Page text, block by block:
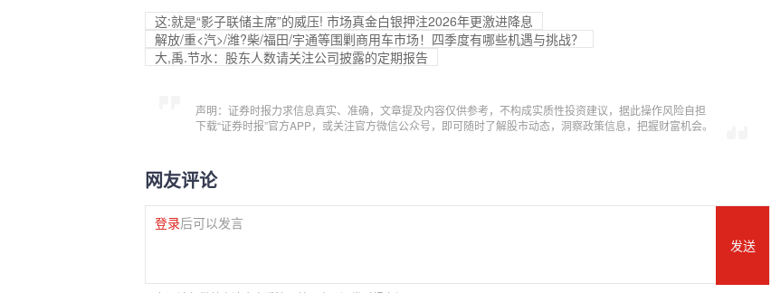
这:就是“影子联储主席”的威压! 市场真金白银押注2026年更激进降息
解放/重<汽>/潍?柴/福田/宇通等围剿商用车市场！四季度有哪些机遇与挑战？
大,禹.节水：股东人数请关注公司披露的定期报告
声明：证券时报力求信息真实、准确，文章提及内容仅供参考，不构成实质性投资建议，据此操作风险自担
下载“证券时报”官方APP，或关注官方微信公众号，即可随时了解股市动态，洞察政策信息，把握财富机会。
网友评论
登录后可以发言
发送